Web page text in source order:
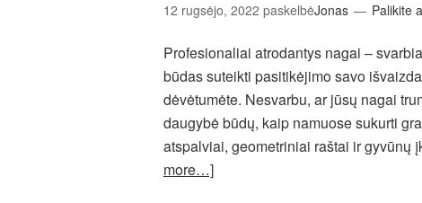
12 rugsėjo, 2022 paskelbėJonas Palikite
Profesionaliai atrodantys nagai –
būdas suteikti pasitikėjimo savo
dėvėtumėte. Nesvarbu, ar jūsų nagai
daugybė būdų, kaip namuose sukurti
atspalviai, geometriniai raštai ir
more…]